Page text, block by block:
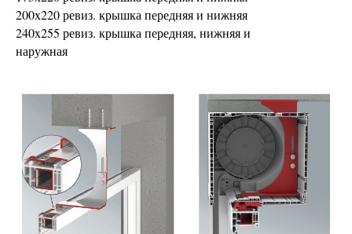
200x220 ревиз. крышка передняя и нижняя
240x255 ревиз. крышка передняя, нижняя и
наружная